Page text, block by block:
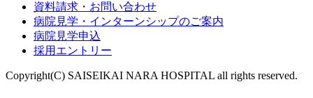
資料請求・お問い合わせ
病院見学・インターンシップのご案内
病院見学申込
採用エントリー
Copyright(C) SAISEIKAI NARA HOSPITAL all rights reserved.